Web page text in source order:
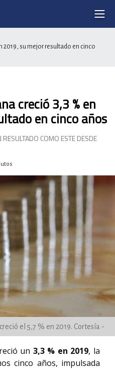
2019, su mejor resultado en cinco
creció 3,3 % en
en cinco años
COMO ESTE DESDE
el 5,7 % en 2019. Cortesía -
un 3,3 % en 2019, la
cinco años, impulsada